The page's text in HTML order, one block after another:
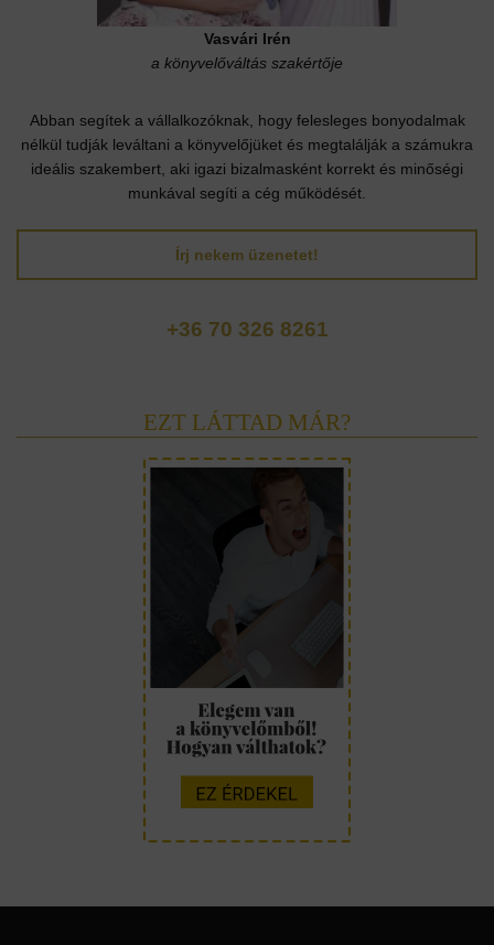
Vasvári Irén
a könyvelőváltás szakértője
Abban segítek a vállalkozóknak, hogy felesleges bonyodalmak
nélkül tudják leváltani a könyvelőjüket és megtalálják a számukra
ideális szakembert, aki igazi bizalmasként korrekt és minőségi
munkával segíti a cég működését.
Írj nekem üzenetet!
+36 70 326 8261
EZT LÁTTAD MÁR?